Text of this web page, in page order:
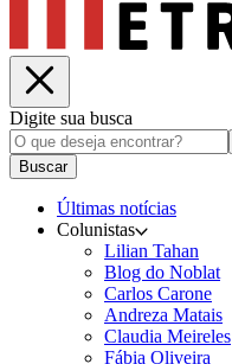
Digite sua busca
Buscar
Últimas notícias
Colunistas
Lilian Tahan
Blog do Noblat
Carlos Carone
Andreza Matais
Claudia Meireles
Fábia Oliveira